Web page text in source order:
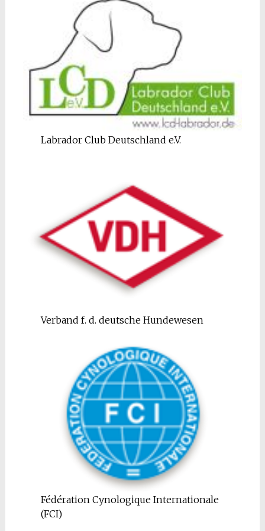
Labrador Club Deutschland e.V.
Verband f. d. deutsche Hundewesen
Fédération Cynologique Internationale
(FCI)